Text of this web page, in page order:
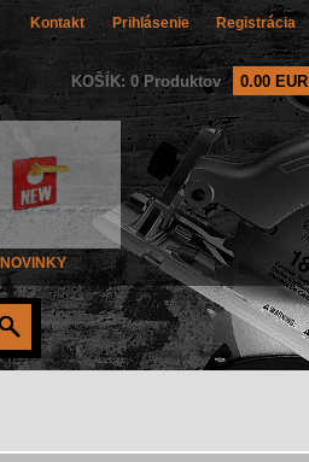
Kontakt Prihlásenie Registrácia
KOŠÍK: 0 Produktov 0.00 EUR
NOVINKY